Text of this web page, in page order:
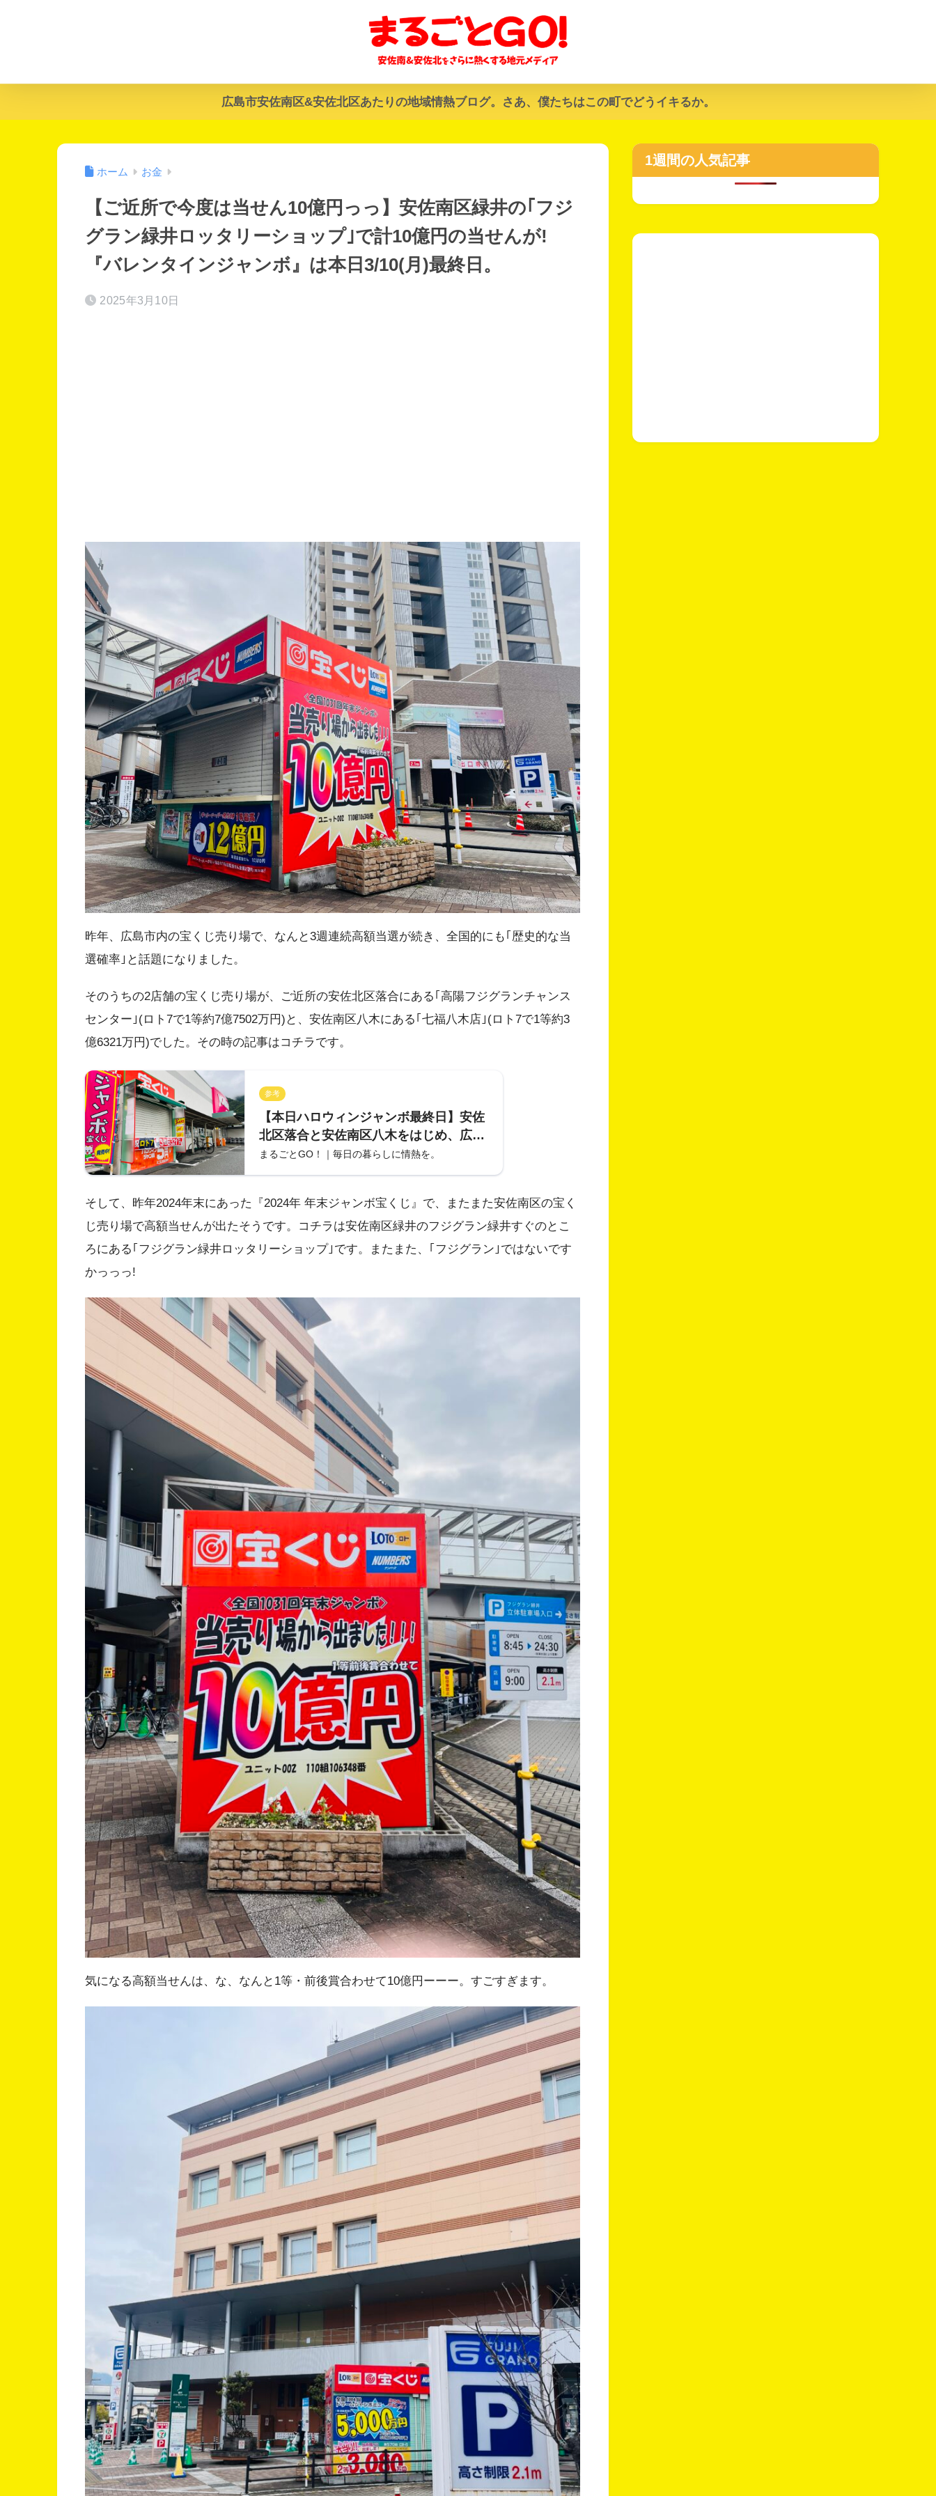
広島市安佐南区&安佐北区あたりの地域情熱ブログ。さあ、僕たちはこの町でどうイキるか。
ホーム お金
【ご近所で今度は当せん10億円っっ】安佐南区緑井の｢フジ
グラン緑井ロッタリーショップ｣で計10億円の当せんが!
『バレンタインジャンボ』は本日3/10(月)最終日。
2025年3月10日
昨年、広島市内の宝くじ売り場で、なんと3週連続高額当選が続き、全国的にも｢歴史的な当
選確率｣と話題になりました。
そのうちの2店舗の宝くじ売り場が、ご近所の安佐北区落合にある｢高陽フジグランチャンス
センター｣(ロト7で1等約7億7502万円)と、安佐南区八木にある｢七福八木店｣(ロト7で1等約3
億6321万円)でした。その時の記事はコチラです。
参考
【本日ハロウィンジャンボ最終日】安佐
北区落合と安佐南区八木をはじめ、広島
市内の宝くじ売り場で高額当選が3週連
まるごとGO！｜毎日の暮らしに情熱を。
そして、昨年2024年末にあった『2024年 年末ジャンボ宝くじ』で、またまた安佐南区の宝く
じ売り場で高額当せんが出たそうです。コチラは安佐南区緑井のフジグラン緑井すぐのとこ
ろにある｢フジグラン緑井ロッタリーショップ｣です。またまた、｢フジグラン｣ではないです
かっっっ!
気になる高額当せんは、な、なんと1等・前後賞合わせて10億円ーーー。すごすぎます。
1週間の人気記事